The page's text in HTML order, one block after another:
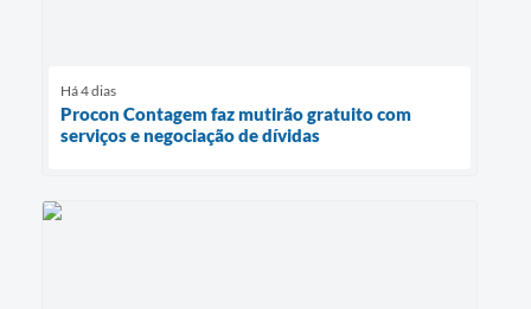
Há 4 dias
Procon Contagem faz mutirão gratuito com
serviços e negociação de dívidas